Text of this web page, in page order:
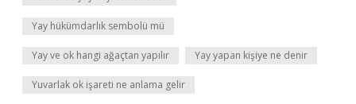
Yay hükümdarlık sembolü mü
Yay ve ok hangi ağaçtan yapılır Yay yapan kişiye ne denir
Yuvarlak ok işareti ne anlama gelir